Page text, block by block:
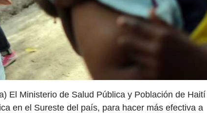
El Ministerio de Salud Pública y Población de Haití
en el Sureste del país, para hacer más efectiva a